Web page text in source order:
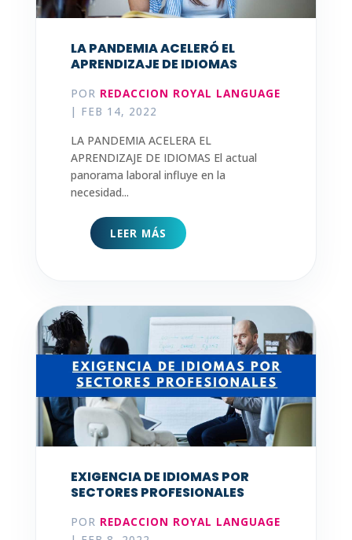
LA PANDEMIA ACELERÓ EL
APRENDIZAJE DE IDIOMAS
POR REDACCION ROYAL LANGUAGE
| FEB 14, 2022
LA PANDEMIA ACELERA EL
APRENDIZAJE DE IDIOMAS El actual
panorama laboral influye en la
necesidad...
LEER MÁS
EXIGENCIA DE IDIOMAS POR
SECTORES PROFESIONALES
POR REDACCION ROYAL LANGUAGE